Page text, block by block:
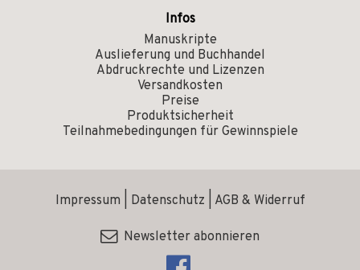
Infos
Manuskripte
Auslieferung und Buchhandel
Abdruckrechte und Lizenzen
Versandkosten
Preise
Produktsicherheit
Teilnahmebedingungen für Gewinnspiele
Impressum Datenschutz AGB & Widerruf
Newsletter abonnieren